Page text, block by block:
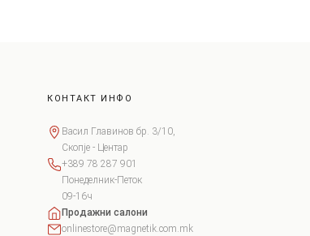
КОНТАКТ ИНФО
Васил Главинов бр. 3/10,
Скопје - Центар
+389 78 287 901
Понеделник-Петок
09-16ч
Продажни салони
onlinestore@magnetik.com.mk